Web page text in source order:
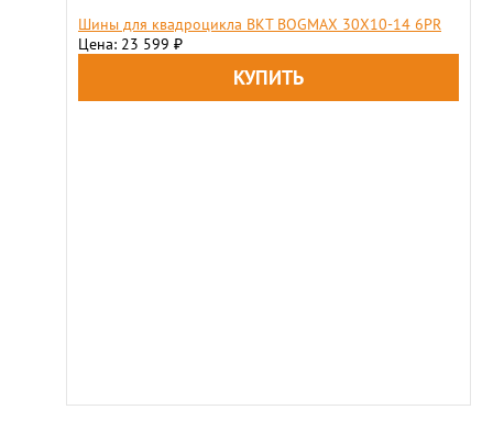
Шины для квадроцикла BKT BOGMAX 30X10-14 6PR
Цена: 23 599 ₽